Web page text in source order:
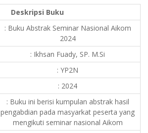
Deskripsi Buku
: Buku Abstrak Seminar Nasional Aikom
2024
: Ikhsan Fuady, SP. M.Si
: YP2N
: 2024
: Buku ini berisi kumpulan abstrak hasil
pengabdian pada masyarkat peserta yang
mengikuti seminar nasional Aikom